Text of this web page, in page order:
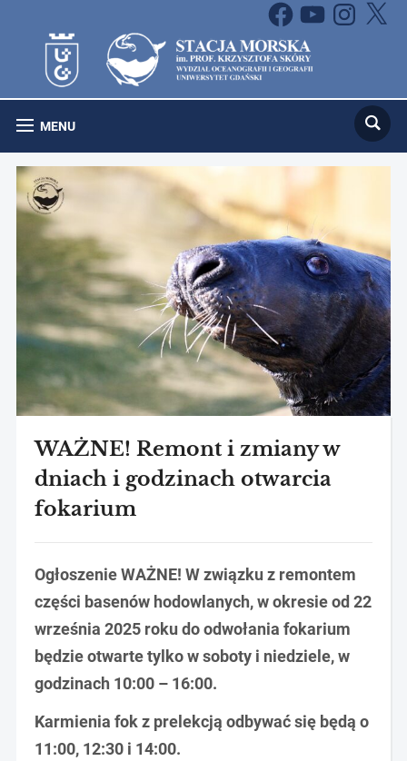
FacebookYouTubeInstagram
X
MENU
WAŻNE! Remont i zmiany w
dniach i godzinach otwarcia
fokarium
Ogłoszenie WAŻNE! W związku z remontem
części basenów hodowlanych, w okresie od22
września 2025 roku do odwołania fokarium
będzieotwartetylkow soboty i niedziele, w
godzinach 10:00 – 16:00.
Karmienia fok z prelekcją odbywać się będą o
11:00, 12:30 i 14:00.